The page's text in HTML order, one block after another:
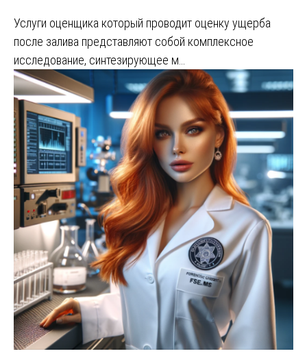
Услуги оценщика который проводит оценку ущерба
после залива представляют собой комплексное
исследование, синтезирующее м…